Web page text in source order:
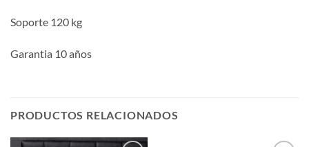
Soporte 120 kg
Garantia 10 años
PRODUCTOS RELACIONADOS